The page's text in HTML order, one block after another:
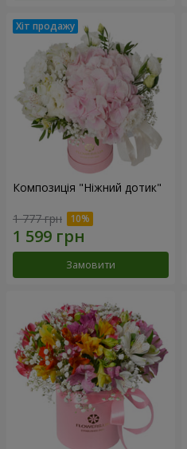
Композиція "Ніжний дотик"
1 777 грн
Замовити